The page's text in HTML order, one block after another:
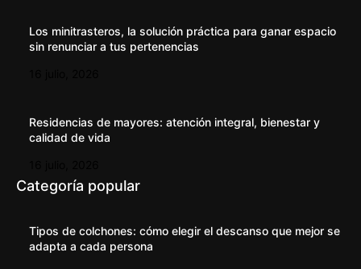
Los minitrasteros, la solución práctica para ganar espacio
sin renunciar a tus pertenencias
Residencias de mayores: atención integral, bienestar y
calidad de vida
Categoría popular
Tipos de colchones: cómo elegir el descanso que mejor se
adapta a cada persona